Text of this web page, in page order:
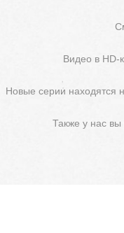
Видео в HD-
Новые серии находятся
Также у нас вы